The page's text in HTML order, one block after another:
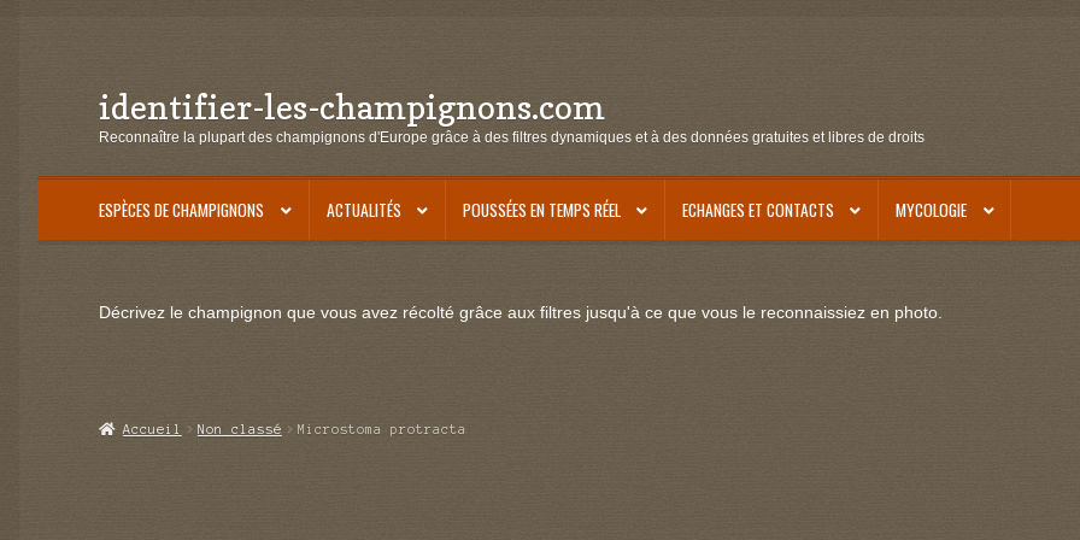
Aller
à
navigation
Aller
au
identifier-les-champignons.com
Reconnaître la plupart des champignons d'Europe grâce à des filtres dynamiques et à des données gratuites et libres de droits
ESPÈCES DE CHAMPIGNONS ACTUALITÉS POUSSÉES EN TEMPS RÉEL ECHANGES ET CONTACTS MYCOLOGIE
Décrivez le champignon que vous avez récolté grâce aux filtres jusqu'à ce que vous le reconnaissiez en photo.
Accueil Non classé Microstoma protracta